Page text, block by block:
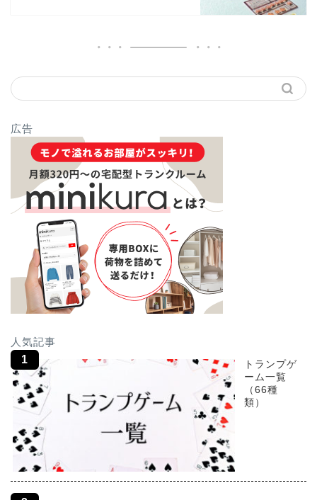
広告
人気記事
トランプゲ
ーム一覧
（66種
類）